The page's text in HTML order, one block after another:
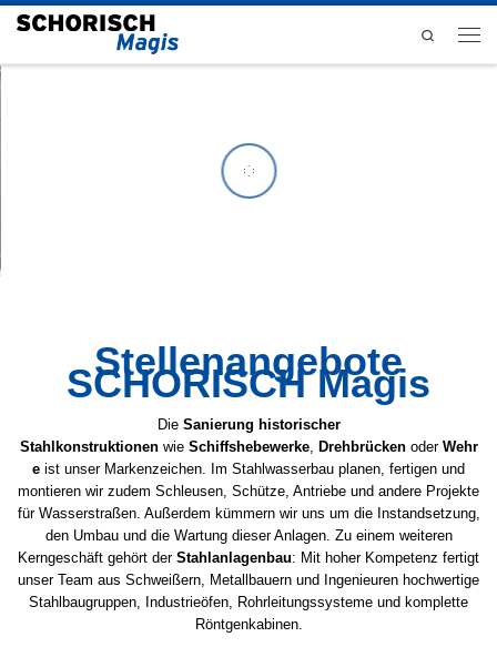
Zum Inhalt springen
Search
Stellenangebote
SCHORISCH Magis
Die Sanierung historischer
Stahlkonstruktionenwie Schiffshebewerke, Drehbrückenoder Wehr
e ist unser Markenzeichen. Im Stahlwasserbau planen, fertigen und
montieren wir zudem Schleusen, Schütze, Antriebe und andere Projekte
für Wasserstraßen. Außerdem kümmern wir uns um die Instandsetzung,
den Umbau und die Wartung dieser Anlagen. Zu einem weiteren
Kerngeschäft gehört der Stahlanlagenbau: Mit hoher Kompetenz fertigt
unser Team aus Schweißern, Metallbauern und Ingenieuren hochwertige
Stahlbaugruppen, Industrieöfen, Rohrleitungssysteme und komplette
Röntgenkabinen.